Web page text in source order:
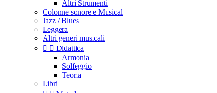
Altri Strumenti
Colonne sonore e Musical
Jazz / Blues
Leggera
Altri generi musicali
  Didattica
Armonia
Solfeggio
Teoria
Libri